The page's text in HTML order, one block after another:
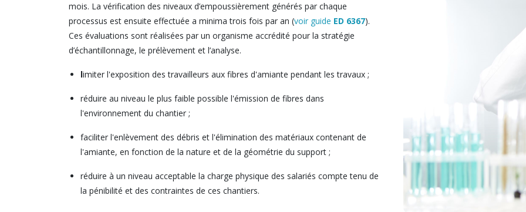
mois. La vérification des niveaux d’empoussièrement générés par chaque
processus est ensuite effectuée a minima trois fois par an (voir guide ED 6367).
Ces évaluations sont réalisées par un organisme accrédité pour la stratégie
d’échantillonnage, le prélèvement et l’analyse.
limiter l'exposition des travailleurs aux fibres d'amiante pendant les travaux ;
réduire au niveau le plus faible possible l'émission de fibres dans
l'environnement du chantier ;
faciliter l'enlèvement des débris et l'élimination des matériaux contenant de
l'amiante, en fonction de la nature et de la géométrie du support ;
réduire à un niveau acceptable la charge physique des salariés compte tenu de
la pénibilité et des contraintes de ces chantiers.